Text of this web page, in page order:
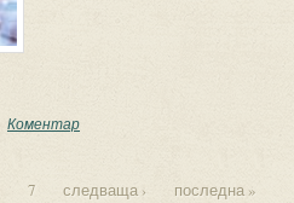
about Practical Exercise Notebook for Medical
Коментар
7 следваща › последна »